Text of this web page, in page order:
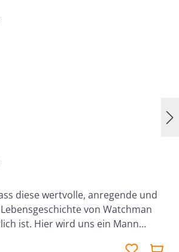
von 5 von 5 Sternen
diese wertvolle, anregende und
von Watchman
ist. Hier wird uns ein Mann